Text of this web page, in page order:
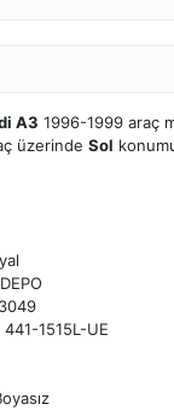
A3 1996-1999 araç
üzerinde Sol
DEPO
441-1515L-UE